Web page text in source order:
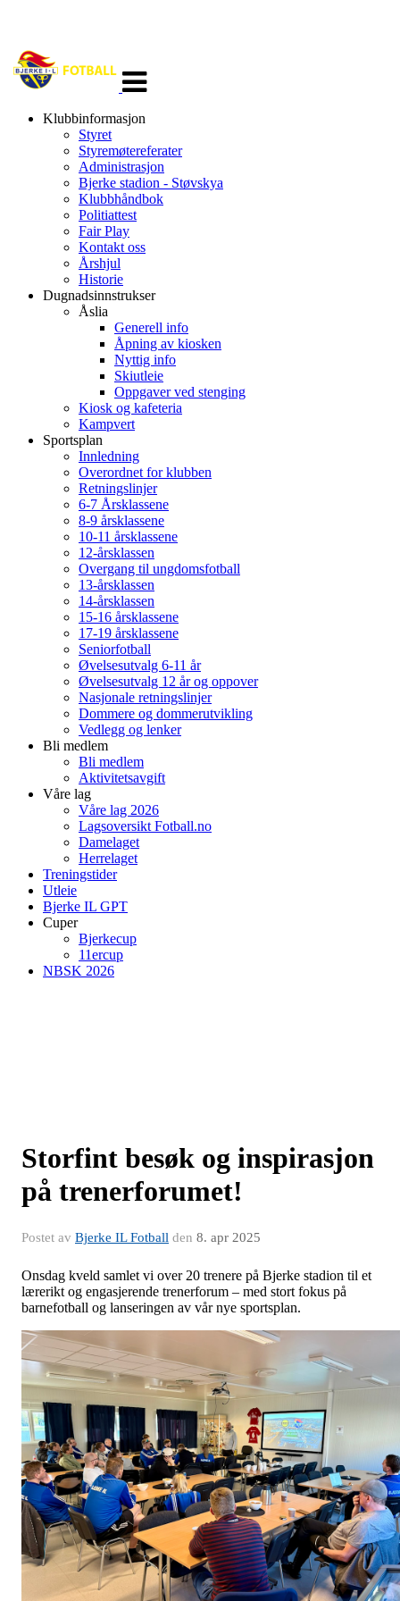
navigasjon
Klubbinformasjon
Styret
Styremøtereferater
Administrasjon
Bjerke stadion - Støvskya
Klubbhåndbok
Politiattest
Fair Play
Kontakt oss
Årshjul
Historie
Dugnadsinnstrukser
Åslia
Generell info
Åpning av kiosken
Nyttig info
Skiutleie
Oppgaver ved stenging
Kiosk og kafeteria
Kampvert
Sportsplan
Innledning
Overordnet for klubben
Retningslinjer
6-7 Årsklassene
8-9 årsklassene
10-11 årsklassene
12-årsklassen
Overgang til ungdomsfotball
13-årsklassen
14-årsklassen
15-16 årsklassene
17-19 årsklassene
Seniorfotball
Øvelsesutvalg 6-11 år
Øvelsesutvalg 12 år og oppover
Nasjonale retningslinjer
Dommere og dommerutvikling
Vedlegg og lenker
Bli medlem
Bli medlem
Aktivitetsavgift
Våre lag
Våre lag 2026
Lagsoversikt Fotball.no
Damelaget
Herrelaget
Treningstider
Utleie
Bjerke IL GPT
Cuper
Bjerkecup
11ercup
NBSK 2026
Storfint besøk og inspirasjon
på trenerforumet!
Postet av Bjerke IL Fotball den 8. apr 2025
Onsdag kveld samlet vi over 20 trenere på Bjerke stadion til et
lærerikt og engasjerende trenerforum – med stort fokus på
barnefotball og lanseringen av vår nye sportsplan.